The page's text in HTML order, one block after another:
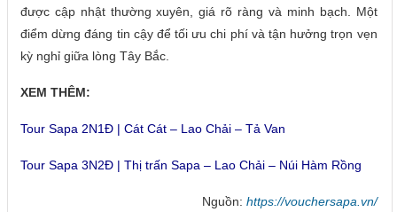
được cập nhật thường xuyên, giá rõ ràng và minh bạch. Một
điểm dừng đáng tin cậy để tối ưu chi phí và tận hưởng trọn vẹn
kỳ nghỉ giữa lòng Tây Bắc.
XEM THÊM:
Tour Sapa 2N1Đ | Cát Cát – Lao Chải – Tả Van
Tour Sapa 3N2Đ | Thị trấn Sapa – Lao Chải – Núi Hàm Rồng
Nguồn: https://vouchersapa.vn/